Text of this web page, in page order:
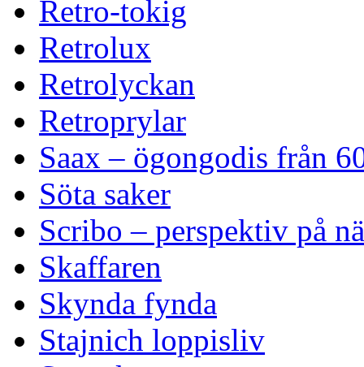
Retro-tokig
Retrolux
Retrolyckan
Retroprylar
Saax – ögongodis från
Söta saker
Scribo – perspektiv på
Skaffaren
Skynda fynda
Stajnich loppisliv